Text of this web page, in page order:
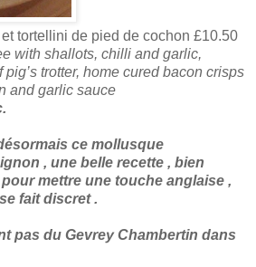
tortellini de pied de cochon £10.50
with shallots, chilli and garlic,
trotter, home cured bacon crisps
and garlic sauce
ce mollusque
, une belle recette , bien
mettre une touche anglaise ,
fait discret .
pas du Gevrey Chambertin dans